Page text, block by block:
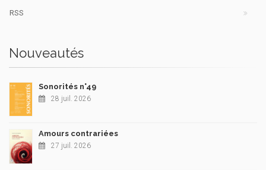
RSS
Nouveautés
Sonorités n°49
28 juil. 2026
Amours contrariées
27 juil. 2026